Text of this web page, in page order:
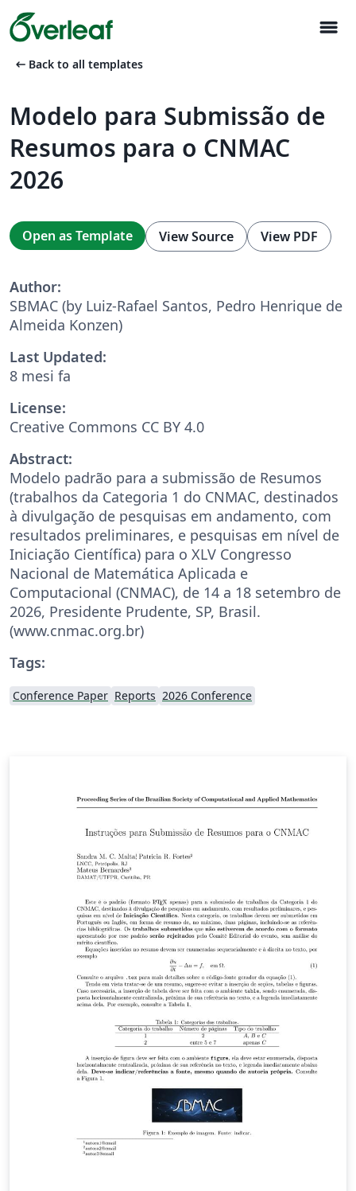
menu
arrow_left_alt Back to all templates
Modelo para Submissão de
Resumos para o CNMAC
2026
Open as Template View Source View PDF
Author:
SBMAC (by Luiz-Rafael Santos, Pedro Henrique de
Almeida Konzen)
Last Updated:
8 mesi fa
License:
Creative Commons CC BY 4.0
Abstract:
Modelo padrão para a submissão de Resumos
(trabalhos da Categoria 1 do CNMAC, destinados
à divulgação de pesquisas em andamento, com
resultados preliminares, e pesquisas em nível de
Iniciação Científica) para o XLV Congresso
Nacional de Matemática Aplicada e
Computacional (CNMAC), de 14 a 18 setembro de
2026, Presidente Prudente, SP, Brasil.
(www.cnmac.org.br)
Tags:
Conference Paper Reports 2026 Conference